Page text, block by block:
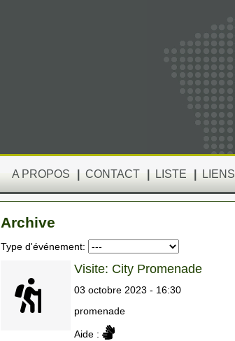
A PROPOS CONTACT LISTE LIENS
Archive
Type d'événement:
Visite: City Promenade
03 octobre 2023 - 16:30
promenade
Aide :